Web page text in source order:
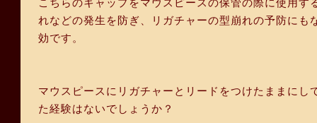
こちらのキャップをマウスピースの保管の際に使用
れなどの発生を防ぎ、リガチャーの型崩れの予防に
効です。
マウスピースにリガチャーとリードをつけたままに
た経験はないでしょうか？